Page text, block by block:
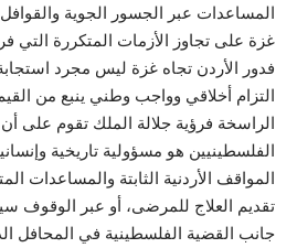
المساعدات عبر الجسور الجوية
غزة على تجاوز الأزمات المتكررة التي
فدور الأردن تجاه غزة ليس مجرد
التزام أخلاقي وواجب وطني ينبع من القيم
الراسخة فرؤية جلالة الملك تقوم على
الفلسطينيين هو مسؤولية تاريخية
المواقف الأردنية الثابتة والمساعدات
تقديم العلاج للمرضى، أو عبر الوقوف
جانب القضية الفلسطينية في المحافل